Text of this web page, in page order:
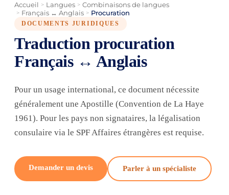
Accueil > Langues > Combinaisons de langues
> Français ↔ Anglais > Procuration
DOCUMENTS JURIDIQUES
Traduction procuration
Français ↔ Anglais
Pour un usage international, ce document nécessite
généralement une Apostille (Convention de La Haye
1961). Pour les pays non signataires, la légalisation
consulaire via le SPF Affaires étrangères est requise.
Demander un devis Parler à un spécialiste